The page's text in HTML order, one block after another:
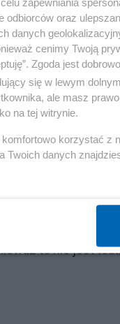
ludzi którzy
Jerozolma i przez
było tu więcej
to nie jest
oraz
danych
cenimy Twoją
Zgoda jest
się w lewym
ale masz
na tej witrynie.
korzystać z
Twoich danych